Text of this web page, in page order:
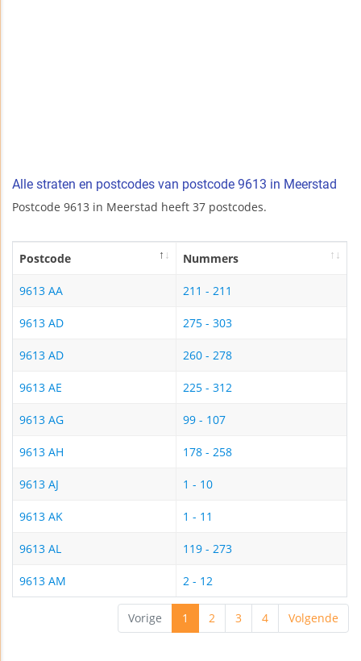
Alle straten en postcodes van postcode 9613 in Meerstad
Postcode 9613 in Meerstad heeft 37 postcodes.
Postcode Nummers
9613 AA 211 - 211
9613 AD 275 - 303
9613 AD 260 - 278
9613 AE 225 - 312
9613 AG 99 - 107
9613 AH 178 - 258
9613 AJ 1 - 10
9613 AK 1 - 11
9613 AL 119 - 273
9613 AM 2 - 12
Vorige 1 2 3 4 Volgende